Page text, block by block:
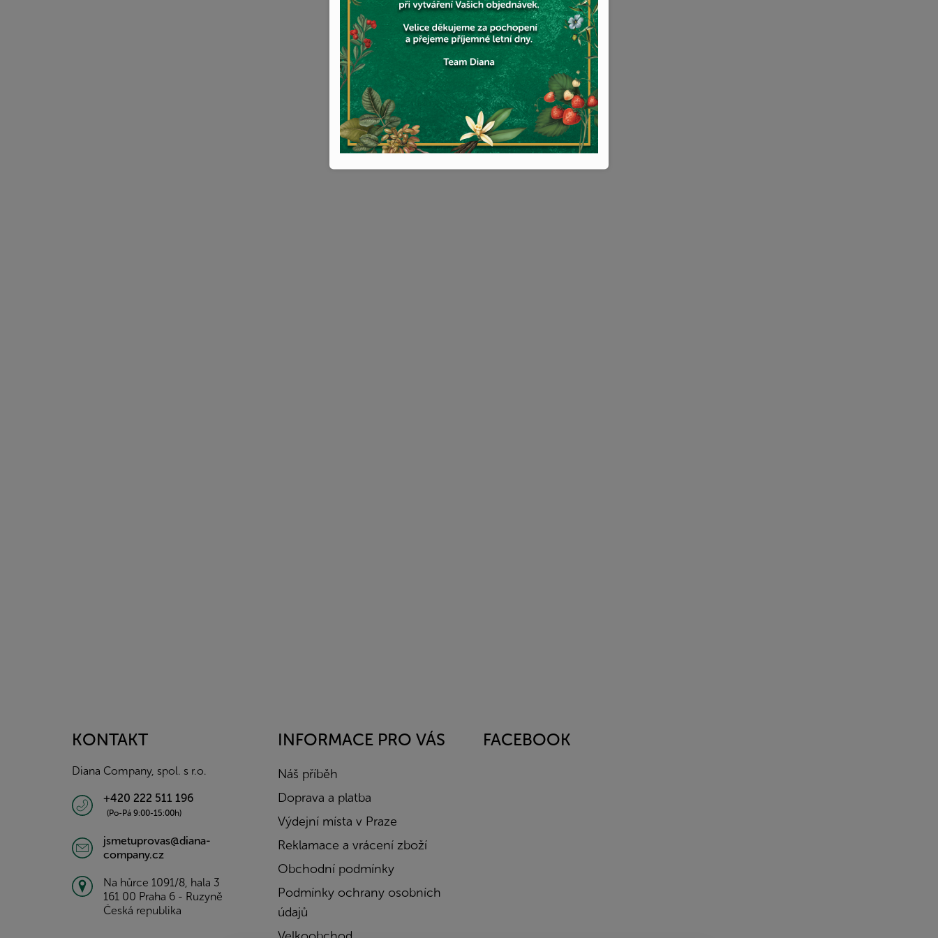
KONTAKT
Diana Company, spol. s r.o.
+420 222 511 196
(Po-Pá 9:00-15:00h)
jsmetuprovas@diana-
company.cz
Na hůrce 1091/8, hala 3
161 00 Praha 6 - Ruzyně
Česká republika
INFORMACE PRO VÁS
Náš příběh
Doprava a platba
Výdejní místa v Praze
Reklamace a vrácení zboží
Obchodní podmínky
Podmínky ochrany osobních
údajů
FACEBOOK